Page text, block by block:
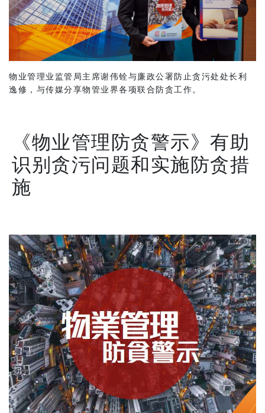
物业管理业监管局主席谢伟铨与廉政公署防止贪污处处长利
逸修，与传媒分享物管业界各项联合防贪工作。
《物业管理防贪警示》有助
识别贪污问题和实施防贪措
施